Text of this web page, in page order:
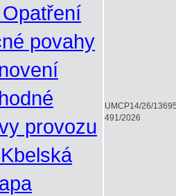
povahy
provozu
UMCP14/26/
491/2026